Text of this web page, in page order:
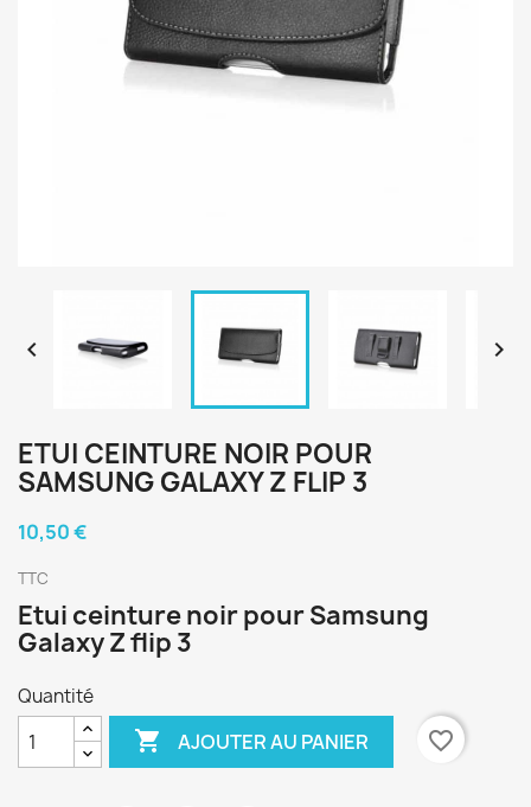
 
ETUI CEINTURE NOIR POUR
SAMSUNG GALAXY Z FLIP 3
10,50 €
TTC
Etui ceinture noir pour Samsung
Galaxy Z flip 3
Quantité
 AJOUTER AU PANIER favorite_border